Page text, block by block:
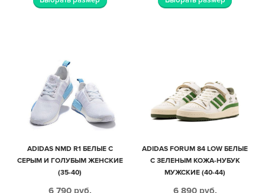
ADIDAS NMD R1 БЕЛЫЕ С
СЕРЫМ И ГОЛУБЫМ ЖЕНСКИЕ
(35-40)
6 790 руб.
ADIDAS FORUM 84 LOW БЕЛЫЕ
С ЗЕЛЕНЫМ КОЖА-НУБУК
МУЖСКИЕ (40-44)
6 890 руб.